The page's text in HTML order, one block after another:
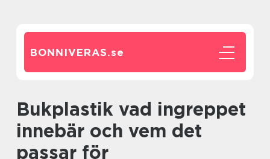
BONNIVERAS.se
Bukplastik vad ingreppet
innebär och vem det
passar för